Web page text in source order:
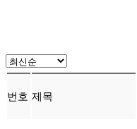
번호 제목